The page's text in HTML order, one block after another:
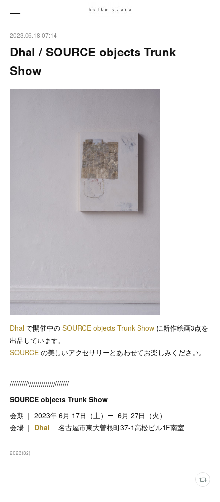
2023.06.18 07:14
Dhal / SOURCE objects Trunk
Show
Dhal で開催中の SOURCE objects Trunk Show に新作絵画3点を
出品しています。
SOURCE の美しいアクセサリーとあわせてお楽しみください。
//////////////////////////////
SOURCE objects Trunk Show
会期 ｜ 2023年 6月 17日（土）ー 6月 27日（火）
会場 ｜ Dhal 名古屋市東大曽根町37-1高松ビル1F南室
2023(32)